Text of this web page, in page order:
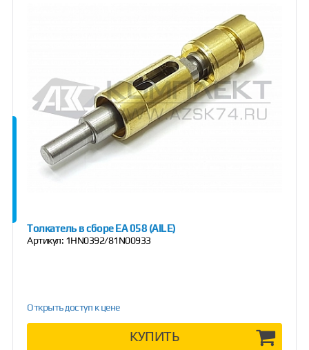
Толкатель в сборе EA 058 (AILE)
Артикул: 1HN0392/81N00933
Открыть доступ к цене
КУПИТЬ